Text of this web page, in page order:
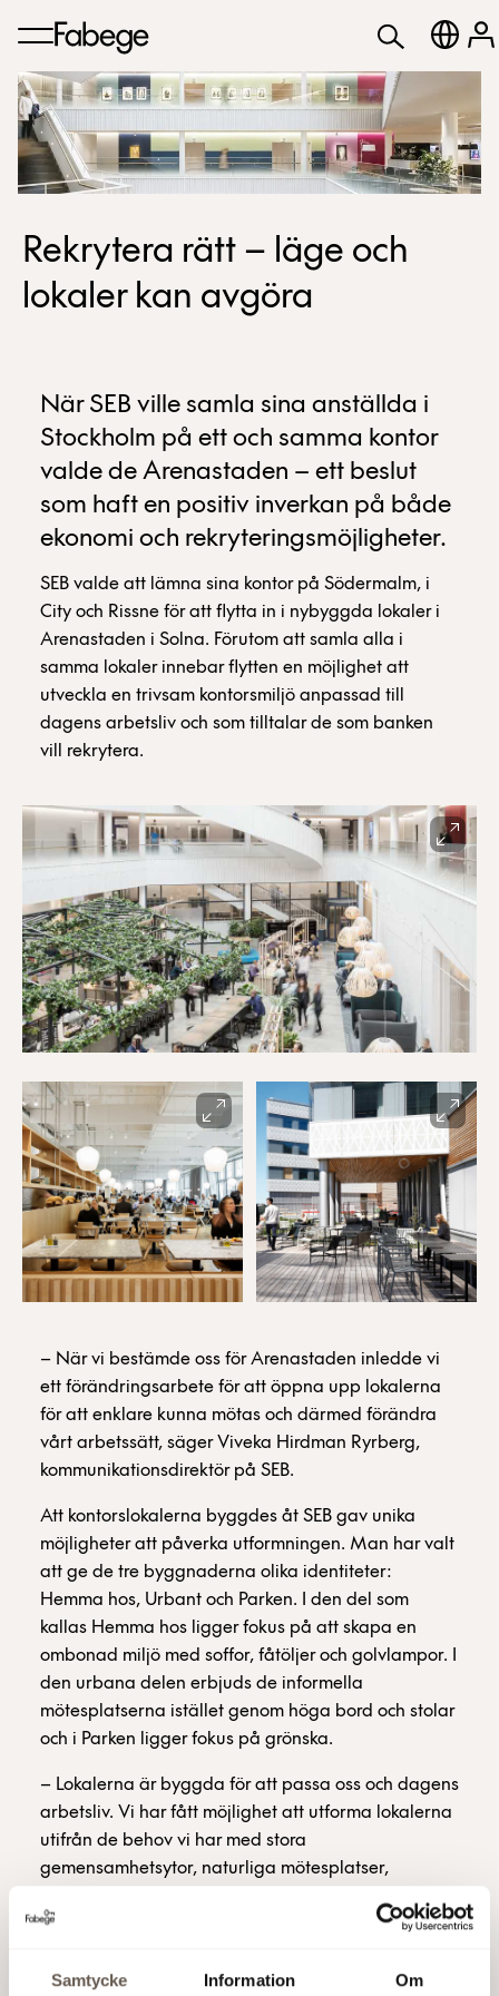
Samtycke Information Om
Rekrytera rätt – läge och
lokaler kan avgöra
När SEB ville samla sina anställda i
Stockholm på ett och samma kontor
valde de Arenastaden – ett beslut
som haft en positiv inverkan på både
ekonomi och rekryteringsmöjligheter.
SEB valde att lämna sina kontor på Södermalm, i
City och Rissne för att flytta in i nybyggda lokaler i
Arenastaden i Solna. Förutom att samla alla i
samma lokaler innebar flytten en möjlighet att
utveckla en trivsam kontorsmiljö anpassad till
dagens arbetsliv och som tilltalar de som banken
vill rekrytera.
– När vi bestämde oss för Arenastaden inledde vi
ett förändringsarbete för att öppna upp lokalerna
för att enklare kunna mötas och därmed förändra
vårt arbetssätt, säger Viveka Hirdman Ryrberg,
kommunikationsdirektör på SEB.
Att kontorslokalerna byggdes åt SEB gav unika
möjligheter att påverka utformningen. Man har valt
att ge de tre byggnaderna olika identiteter:
Hemma hos, Urbant och Parken. I den del som
kallas Hemma hos ligger fokus på att skapa en
ombonad miljö med soffor, fåtöljer och golvlampor. I
den urbana delen erbjuds de informella
mötesplatserna istället genom höga bord och stolar
och i Parken ligger fokus på grönska.
– Lokalerna är byggda för att passa oss och dagens
arbetsliv. Vi har fått möjlighet att utforma lokalerna
utifrån de behov vi har med stora
gemensamhetsytor, naturliga mötesplatser,
väldigt viktigt för oss och vi tror att det attraherar